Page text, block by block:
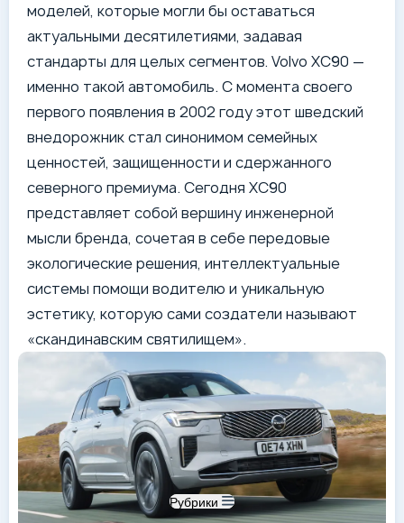
Рубрики
моделей, которые могли бы оставаться
актуальными десятилетиями, задавая
стандарты для целых сегментов. Volvo XC90 —
именно такой автомобиль. С момента своего
первого появления в 2002 году этот шведский
внедорожник стал синонимом семейных
ценностей, защищенности и сдержанного
северного премиума. Сегодня XC90
представляет собой вершину инженерной
мысли бренда, сочетая в себе передовые
экологические решения, интеллектуальные
системы помощи водителю и уникальную
эстетику, которую сами создатели называют
«скандинавским святилищем».